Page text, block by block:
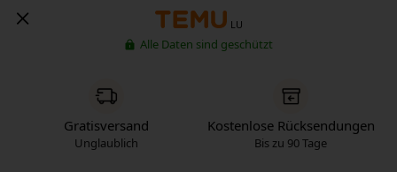
LU
Alle Daten sind geschützt
Gratisversand
Unglaublich
Kostenlose Rücksendungen
Bis zu 90 Tage